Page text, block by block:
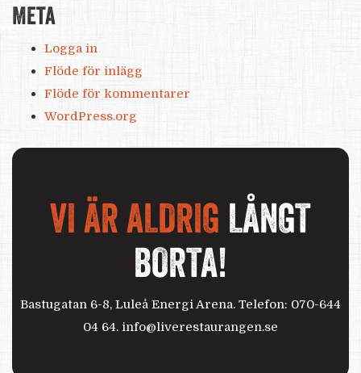
Meta
Logga in
Flöde för inlägg
Flöde för kommentarer
WordPress.org
VI ÄR ALDRIG LÅNGT
BORTA!
Bastugatan 6-8, Luleå Energi Arena. Telefon: 070-644
04 64. info@liverestaurangen.se